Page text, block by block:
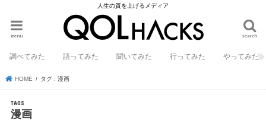
人生の質を上げるメディア
search
menu
調べてみた 語ってみた 聞いてみた 行ってみた やってみた
HOME タグ : 漫画
漫画